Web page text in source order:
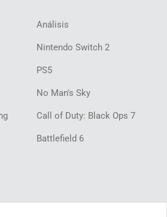
Análisis
Nintendo Switch 2
PS5
No Man's Sky
Call of Duty: Black Ops 7
Battlefield 6